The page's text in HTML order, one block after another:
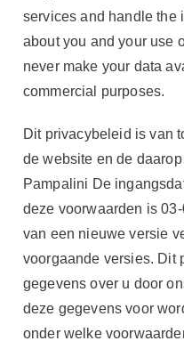
services and handle the
about you and your use
never make your data
commercial purposes.
Dit privacybeleid is van
de website en de
Pampalini De
deze voorwaarden is
van een nieuwe versie
voorgaande versies. Dit
gegevens over u door
deze gegevens voor
onder welke